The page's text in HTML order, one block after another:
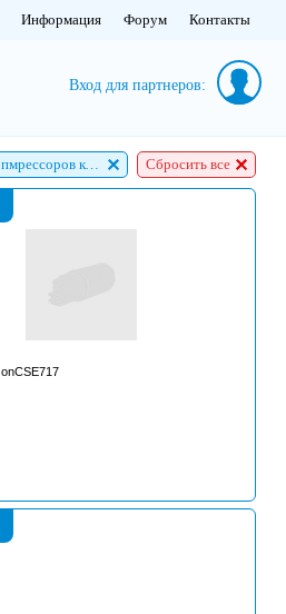
Информация Форум Контакты
Вход для партнеров:
Деталь: Крышки копмрессоров кондиционера Сбросить все
onCSE717